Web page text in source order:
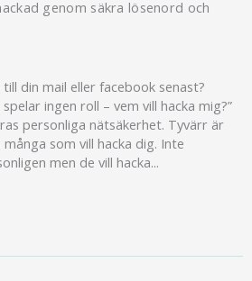
genom säkra lösenord och
din mail eller facebook senast?
ingen roll – vem vill hacka mig?”
personliga nätsäkerhet. Tyvärr är
som vill hacka dig. Inte
men de vill hacka...